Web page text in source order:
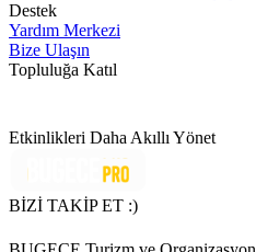
Destek
Yardım Merkezi
Bize Ulaşın
Topluluğa Katıl
Etkinlikleri Daha Akıllı Yönet
BİZİ TAKİP ET :)